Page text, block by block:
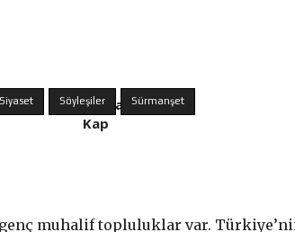
Derya
Kap
Siyaset Söyleşiler Sürmanşet
muhalif topluluklar var.